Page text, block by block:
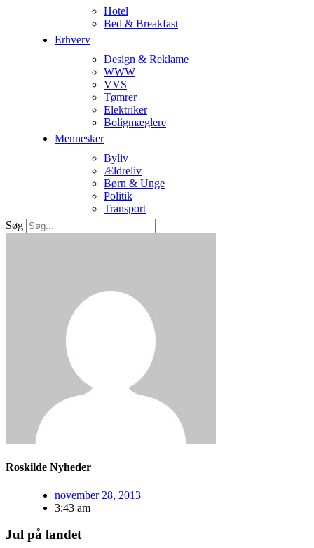
Hotel
Bed & Breakfast
Erhverv
Design & Reklame
WWW
VVS
Tømrer
Elektriker
Boligmæglere
Mennesker
Byliv
Ældreliv
Børn & Unge
Politik
Transport
Søg
Roskilde Nyheder
november 28, 2013
3:43 am
Jul på landet